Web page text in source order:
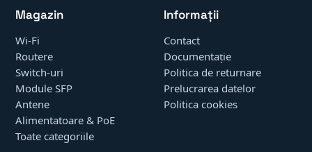
Magazin
Wi-Fi
Routere
Switch-uri
Module SFP
Antene
Alimentatoare & PoE
Toate categoriile
Informații
Contact
Documentație
Politica de returnare
Prelucrarea datelor
Politica cookies